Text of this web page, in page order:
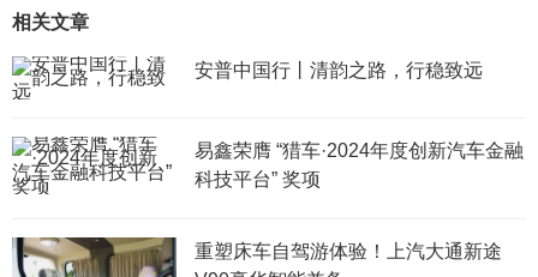
相关文章
安普中国行丨清韵之路，行稳致远
易鑫荣膺 “猎车·2024年度创新汽车金融
科技平台” 奖项
重塑床车自驾游体验！上汽大通新途